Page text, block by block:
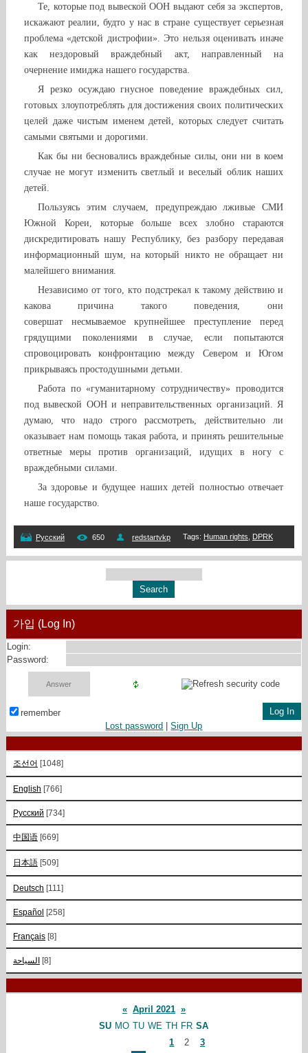
Те, которые под вывеской ООН выдают себя за экспертов,
искажают реалии, будто у нас в стране существует серьезная
проблема «детской дистрофии». Это нельзя оценивать иначе
как нездоровый враждебный акт, направленный на
очернение имиджа нашего государства.
Я резко осуждаю гнусное поведение враждебных сил,
готовых злоупотреблять для достижения своих политических
целей даже чистым именем детей, которых следует считать
самыми святыми и дорогими.
Как бы ни бесновались враждебные силы, они ни в коем
случае не могут изменить светлый и веселый облик наших
детей.
Пользуясь этим случаем, предупреждаю лживые СМИ
Южной Кореи, которые больше всех злобно стараются
дискредитировать нашу Республику, без разбору передавая
информационный шум, на который никто не обращает ни
малейшего внимания.
Независимо от того, кто подстрекал к такому действию и
какова причина такого поведения, они
совершат несмываемое крупнейшее преступление перед
грядущими поколениями в случае, если попытаются
спровоцировать конфронтацию между Севером и Югом
прикрываясь простодушными детьми.
Работа по «гуманитарному сотрудничеству» проводится
под вывеской ООН и неправительственных организаций. Я
думаю, что надо строго рассмотреть, действительно ли
оказывает нам помощь такая работа, и принять решительные
ответные меры против организаций, идущих в ногу с
враждебными силами.
За здоровье и будущее наших детей полностью отвечает
наше государство.
Русский 650 redstartvkp Tags: Human rights DPRK
가입 (Log In)
Login:
Password:
remember
Lost password |Sign Up
조선어 [1048]
English [766]
Русский [734]
中国语 [669]
日本語 [509]
Deutsch [111]
Español [258]
Français [8]
السياحة [8]
« April 2021 »
SU MO TU WE TH FR SA
1
2 3